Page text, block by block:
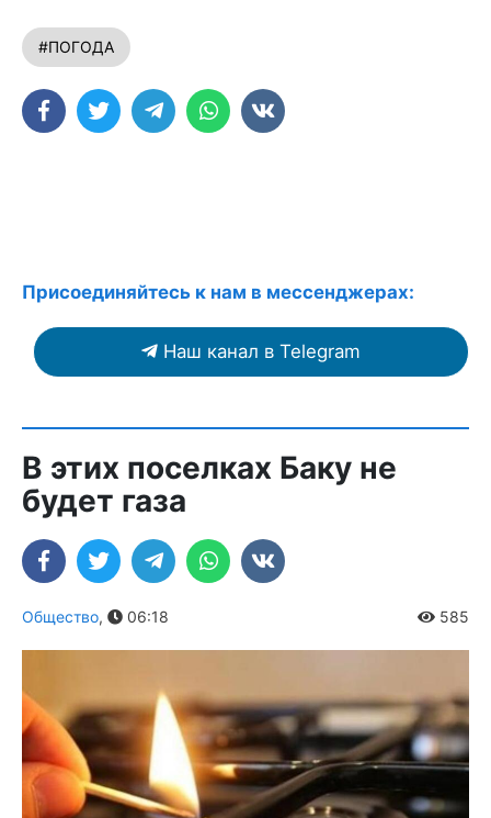
#ПОГОДА
Присоединяйтесь к нам в мессенджерах:
Наш канал в Telegram
В этих поселках Баку не
будет газа
Общество, 06:18 585